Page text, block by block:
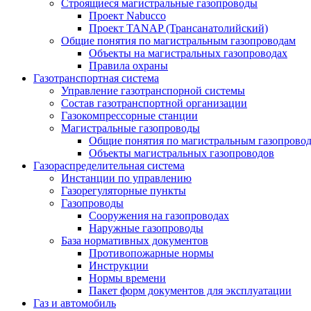
Строящиеся магистральные газопроводы
Проект Nabucco
Проект TANAP (Трансанатолийский)
Общие понятия по магистральным газопроводам
Объекты на магистральных газопроводах
Правила охраны
Газотранспортная система
Управление газотранспорной системы
Состав газотранспортной организации
Газокомпрессорные станции
Магистральные газопроводы
Общие понятия по магистральным
Объекты магистральных газопроводов
Газораспределительная система
Инстанции по управлению
Газорегуляторные пункты
Газопроводы
Сооружения на газопроводах
Наружные газопроводы
База нормативных документов
Противопожарные нормы
Инструкции
Нормы времени
Пакет форм документов для эксплуатации
Газ и автомобиль